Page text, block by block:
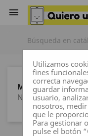

MARCAS
Ninguna marca
Utilizamos
fines
correcta
guardar
usuario,
nosotros,
que le
Para gestionar
pulse el botón